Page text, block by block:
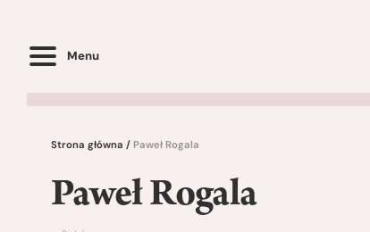
Menu
Strona główna / Paweł Rogala
Paweł Rogala